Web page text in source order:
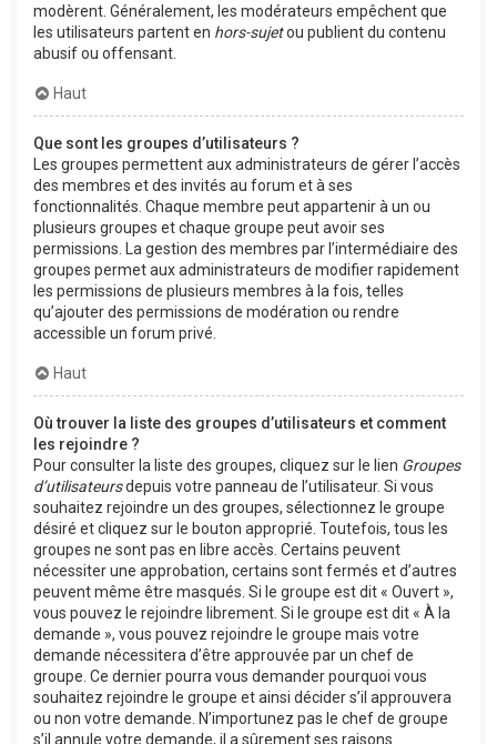
modèrent. Généralement, les modérateurs empêchent que
les utilisateurs partent en hors-sujetou publient du contenu
abusif ou offensant.
Haut
Que sont les groupes d’utilisateurs ?
Les groupes permettent aux administrateurs de gérer l’accès
des membres et des invités au forum et à ses
fonctionnalités. Chaque membre peut appartenir à un ou
plusieurs groupes et chaque groupe peut avoir ses
permissions. La gestion des membres par l’intermédiaire des
groupes permet aux administrateurs de modifier rapidement
les permissions de plusieurs membres à la fois, telles
qu’ajouter des permissions de modération ou rendre
accessible un forum privé.
Haut
Où trouver la liste des groupes d’utilisateurs et comment
les rejoindre ?
Pour consulter la liste des groupes, cliquez sur le lien Groupes
d’utilisateursdepuis votre panneau de l’utilisateur. Si vous
souhaitez rejoindre un des groupes, sélectionnez le groupe
désiré et cliquez sur le bouton approprié. Toutefois, tous les
groupes ne sont pas en libre accès. Certains peuvent
nécessiter une approbation, certains sont fermés et d’autres
peuvent même être masqués. Si le groupe est dit « Ouvert »,
vous pouvez le rejoindre librement. Si le groupe est dit « À la
demande », vous pouvez rejoindre le groupe mais votre
demande nécessitera d’être approuvée par un chef de
groupe. Ce dernier pourra vous demander pourquoi vous
souhaitez rejoindre le groupe et ainsi décider s’il approuvera
ou non votre demande. N’importunez pas le chef de groupe
s’il annule votre demande, il a sûrement ses raisons.